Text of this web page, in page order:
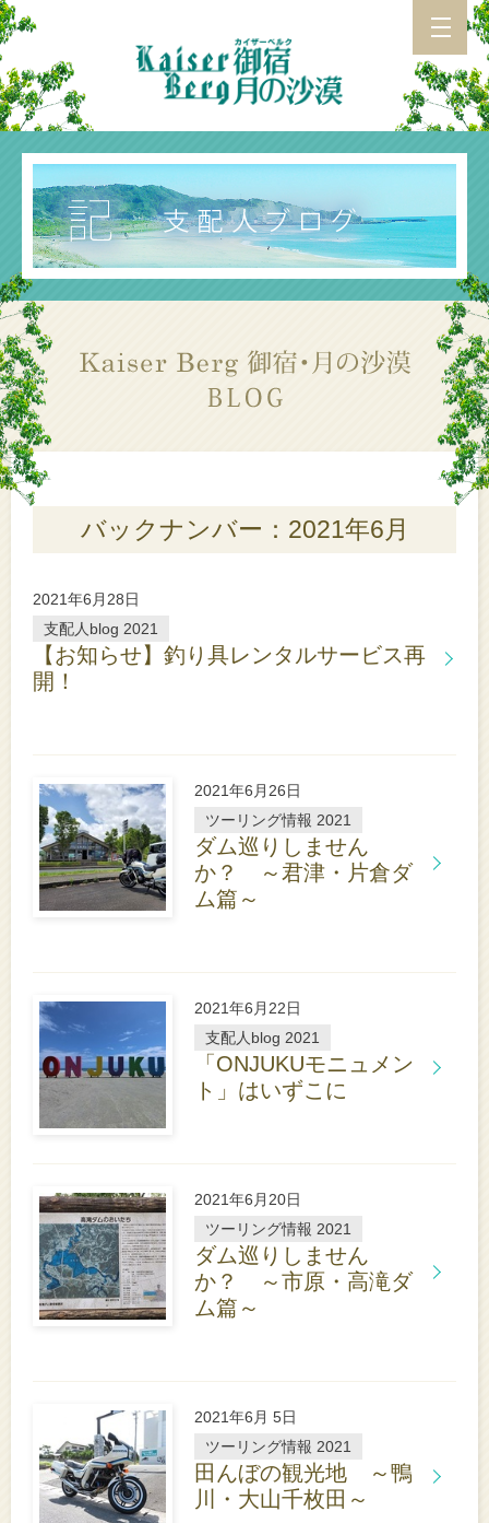
カイザーベルク 御宿・月の沙漠 TOP
施設紹介
アクセス
お食事
支配人ブログ
カイザーベルク総合TOP
バックナンバー：2021年6月
2021年6月28日
支配人blog 2021
【お知らせ】釣り具レンタルサービス再
開！
は
ら
2021年6月26日
ツーリング情報 2021
ダム巡りしません
か？ ～君津・片倉ダ
ム篇～
は
ら
2021年6月22日
支配人blog 2021
「ONJUKUモニュメン
ト」はいずこに
は
ら
2021年6月20日
ツーリング情報 2021
ダム巡りしません
か？ ～市原・高滝ダ
ム篇～
は
ら
2021年6月 5日
ツーリング情報 2021
田んぼの観光地 ～鴨
川・大山千枚田～